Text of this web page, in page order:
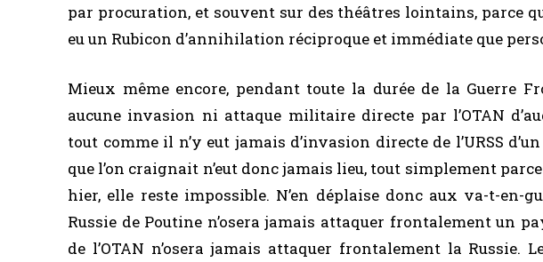
par procuration, et souvent sur des théâtres lointains, parce
eu un Rubicon d’annihilation réciproque et immédiate que
Mieux même encore, pendant toute la durée de la Guerre
aucune invasion ni attaque militaire directe par l’OTAN
tout comme il n’y eut jamais d’invasion directe de l’URSS
que l’on craignait n’eut donc jamais lieu, tout simplement
hier, elle reste impossible. N’en déplaise donc aux va-t-en-
Russie de Poutine n’osera jamais attaquer frontalement un
de l’OTAN n’osera jamais attaquer frontalement la Russie.